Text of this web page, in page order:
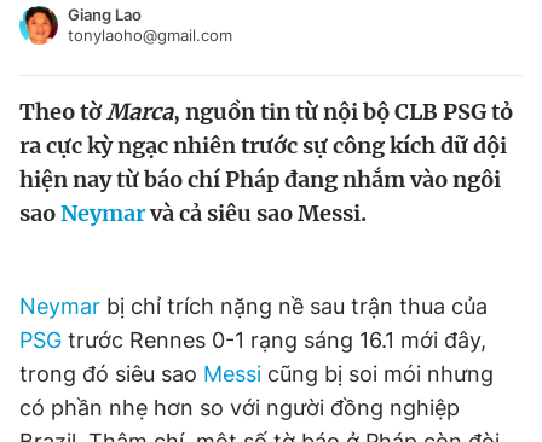
Video Magazine
Sản phẩm khác
Thông tin tòa soạn Liên hệ quảng cáo
Đăng xuất
Giang Lao
tonylaoho@gmail.com
Theo tờMarca, nguồn tin từ nội bộ CLB PSG tỏ
ra cực kỳ ngạc nhiên trước sự công kích dữ dội
hiện nay từ báo chí Pháp đang nhắm vào ngôi
saoNeymarvà cả siêu sao Messi.
Neymar bị chỉ trích nặng nề sau trận thua của
PSG trước Rennes 0-1 rạng sáng 16.1 mới đây,
trong đó siêu sao Messi cũng bị soi mói nhưng
có phần nhẹ hơn so với người đồng nghiệp